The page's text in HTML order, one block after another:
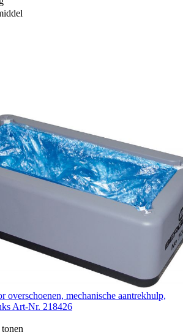
overschoenen, mechanische aantrekhulp,
Art-Nr. 218426